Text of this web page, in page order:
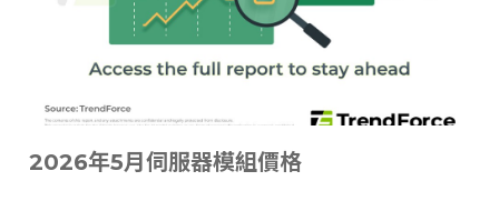
2026年5月伺服器模組價格